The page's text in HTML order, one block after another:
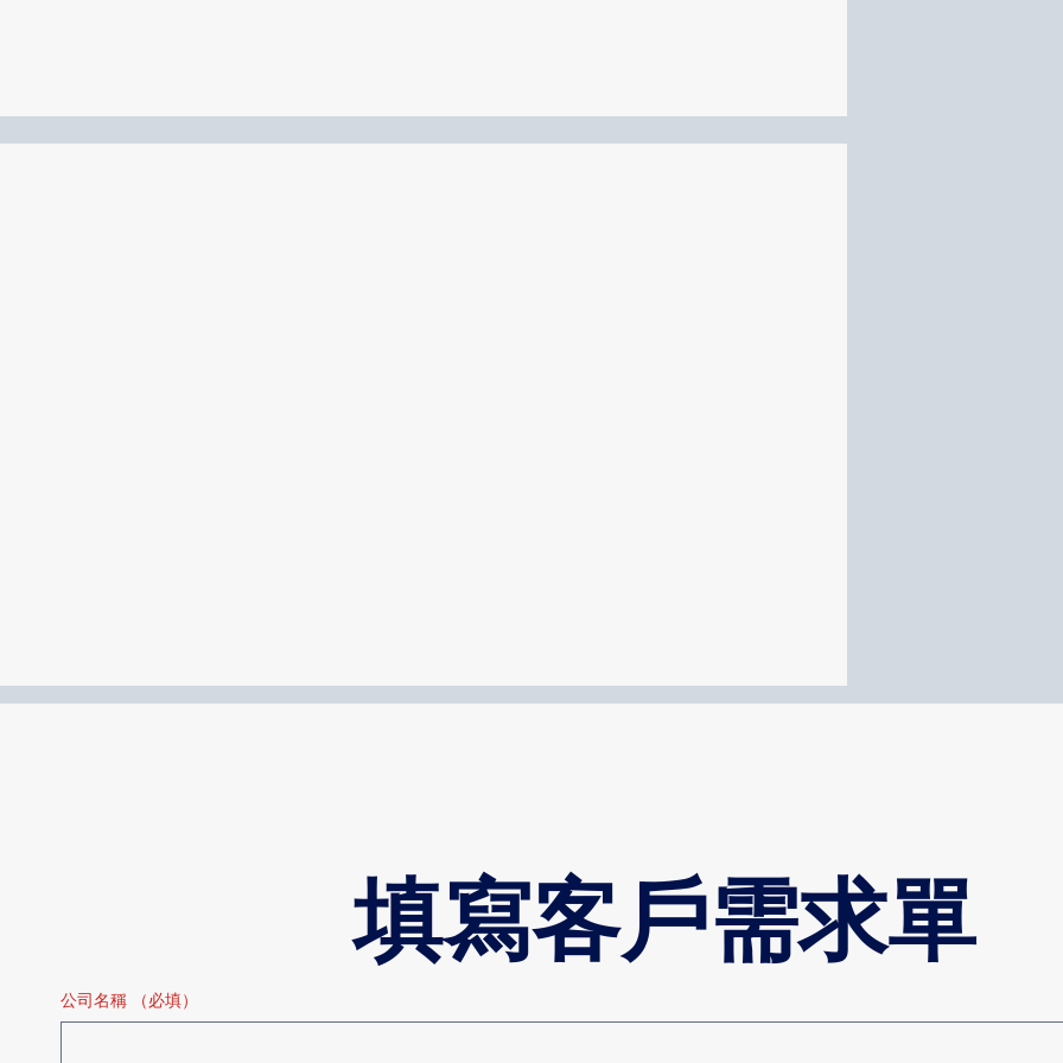
填寫客戶需求單
公司名稱 （必填）